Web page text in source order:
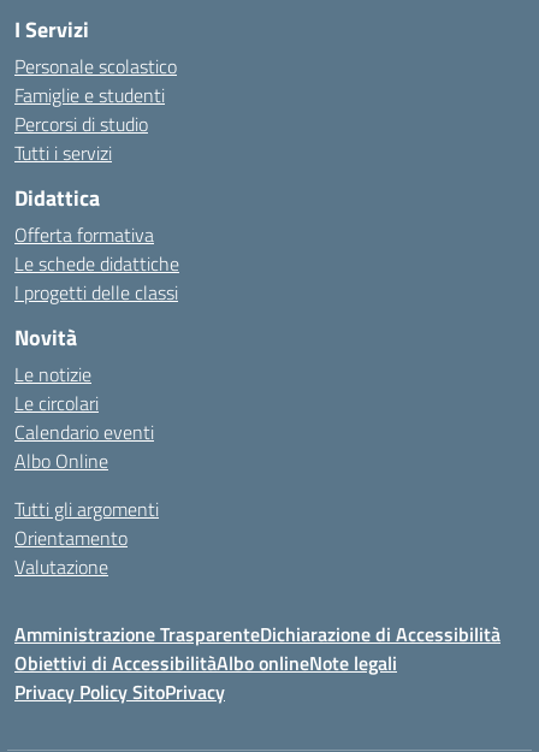
I Servizi
Personale scolastico
Famiglie e studenti
Percorsi di studio
Tutti i servizi
Didattica
Offerta formativa
Le schede didattiche
I progetti delle classi
Novità
Le notizie
Le circolari
Calendario eventi
Albo Online
Tutti gli argomenti
Orientamento
Valutazione
Amministrazione TrasparenteDichiarazione di Accessibilità
Obiettivi di AccessibilitàAlbo onlineNote legali
Privacy Policy SitoPrivacy